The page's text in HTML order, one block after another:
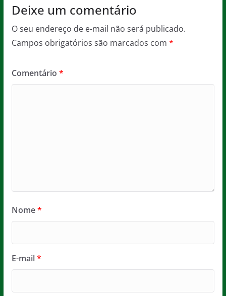
Deixe um comentário
O seu endereço de e-mail não será publicado.
Campos obrigatórios são marcados com *
Comentário *
Nome*
E-mail*